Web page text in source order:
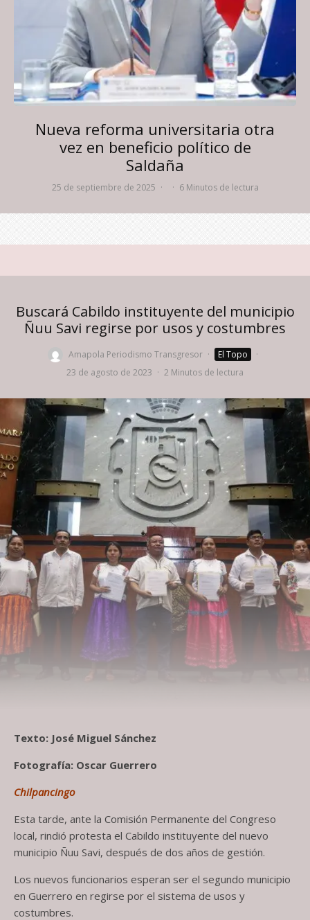
Nueva reforma universitaria otra
vez en beneficio político de
Saldaña
25 de septiembre de 2025 · · 6 Minutos de lectura
Buscará Cabildo instituyente del municipio
Ñuu Savi regirse por usos y costumbres
Amapola Periodismo Transgresor · El Topo
·
23 de agosto de 2023 · 2 Minutos de lectura
Texto: José Miguel Sánchez
Fotografía: Oscar Guerrero
Chilpancingo
Esta tarde, ante la Comisión Permanente del Congreso
local, rindió protesta el Cabildo instituyente del nuevo
municipio Ñuu Savi, después de dos años de gestión.
Los nuevos funcionarios esperan ser el segundo municipio
en Guerrero en regirse por el sistema de usos y
costumbres.